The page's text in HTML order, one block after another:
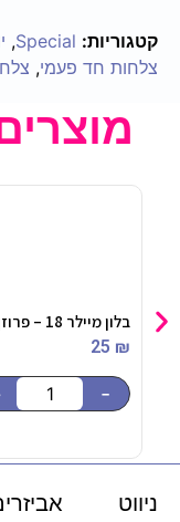
קטגוריות: Special
,
צלחות חד פעמי,
בלון מיילר 18 – פרוזן
25 ₪
-
ניווט